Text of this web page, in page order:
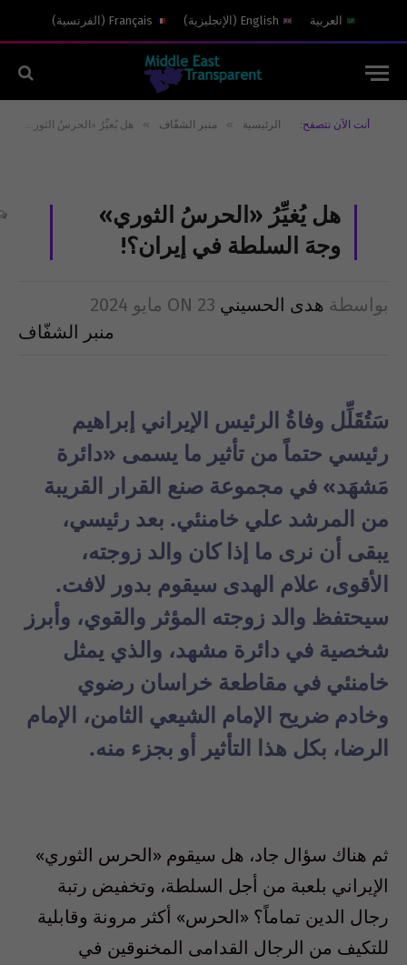
العربية English
( الإنجليزية)
Français
( الفرنسية)
أنت الآن تتصفح: الرئيسية » منبر الشفّاف » هل يُغيِّرُ «الحرسُ الثوري» وجهَ السلطة في إيران؟!
هل يُغيِّرُ «الحرسُ الثوري»
وجهَ السلطة في إيران؟!
بواسطة هدى الحسيني ON 23 مايو 2024
منبر الشفّاف
سَتُقَلِّل وفاةُ الرئيس الإيراني إبراهيم
رئيسي حتماً من تأثير ما يسمى «دائرة
مَشهَد» في مجموعة صنع القرار القريبة
من المرشد علي خامنئي. بعد رئيسي،
يبقى أن نرى ما إذا كان والد زوجته،
الأقوى، علام الهدى سيقوم بدور لافت.
سيحتفظ والد زوجته المؤثر والقوي، وأبرز
شخصية في دائرة مشهد، والذي يمثل
خامنئي في مقاطعة خراسان رضوي
وخادم ضريح الإمام الشيعي الثامن، الإمام
الرضا، بكل هذا التأثير أو بجزء منه.
ثم هناك سؤال جاد، هل سيقوم «الحرس الثوري»
الإيراني بلعبة من أجل السلطة، وتخفيض رتبة
رجال الدين تماماً؟ «الحرس» أكثر مرونة وقابلية
للتكيف من الرجال القدامى المخنوقين في